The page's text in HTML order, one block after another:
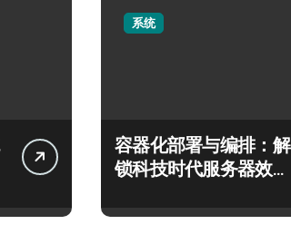
系统
容器化部署与编排：解
锁科技时代服务器效率